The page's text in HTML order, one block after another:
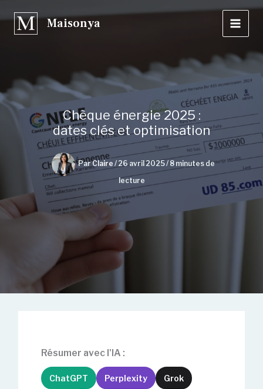
au
contenu
Maisonya
Chèque énergie 2025 :
dates clés et optimisation
ParClaire / 26 avril 2025/ 8 minutes de
lecture
Résumer avec l'IA :
ChatGPT Perplexity Grok